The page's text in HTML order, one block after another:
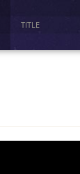
TITLE